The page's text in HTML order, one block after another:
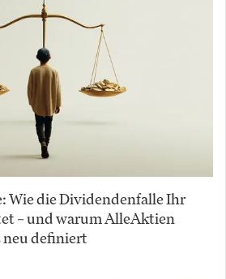
Wie die Dividendenfalle Ihr
– und warum AlleAktien
neu definiert